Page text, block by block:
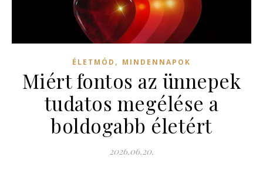
ÉLETMÓD , MINDENNAPOK
Miért fontos az ünnepek
tudatos megélése a
boldogabb életért
2026.06.20.